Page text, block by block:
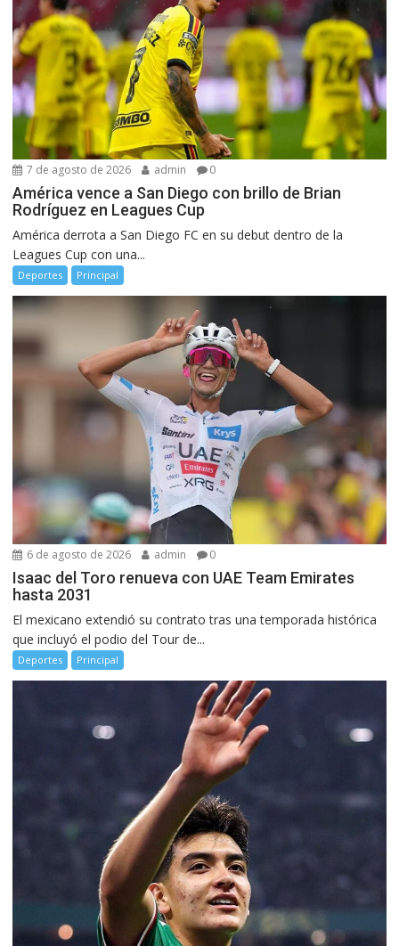
7 de agosto de 2026 admin 0
América vence a San Diego con brillo de Brian
Rodríguez en Leagues Cup
América derrota a San Diego FC en su debut dentro de la
Leagues Cup con una...
Deportes Principal
6 de agosto de 2026 admin 0
Isaac del Toro renueva con UAE Team Emirates
hasta 2031
El mexicano extendió su contrato tras una temporada histórica
que incluyó el podio del Tour de...
Deportes Principal